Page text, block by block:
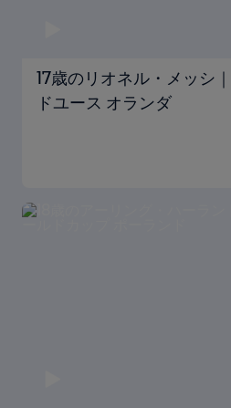
17歳のリオネル・メッシ
ドユース オランダ